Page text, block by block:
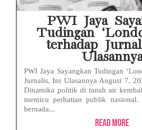
PWI Jaya
Tudingan
terhadap
PWI Jaya Sayangkan Tudingan
Jurnalis, Ini Ulasannya August 7,
Dinamika politik di tanah air
memicu perhatian publik nasional.
bernada...
Read More